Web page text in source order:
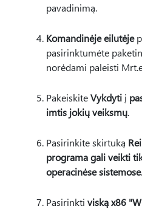
pavadinimą.
Komandinėje eilutėje
pasirinktumėte
norėdami paleisti
PakeiskiteVykdyti į
imtis jokių veiksmų.
Pasirinkite skirtuką
programa gali veikti
operacinėse sistemose.
Pasirinkti viską x86